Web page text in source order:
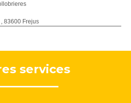
83600 Frejus
services